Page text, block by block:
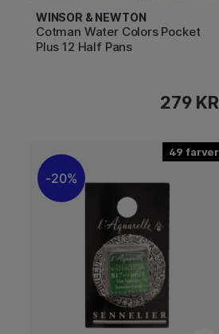
WINSOR & NEWTON
Cotman Water Colors Pocket
Plus 12 Half Pans
279 KR
49
20%